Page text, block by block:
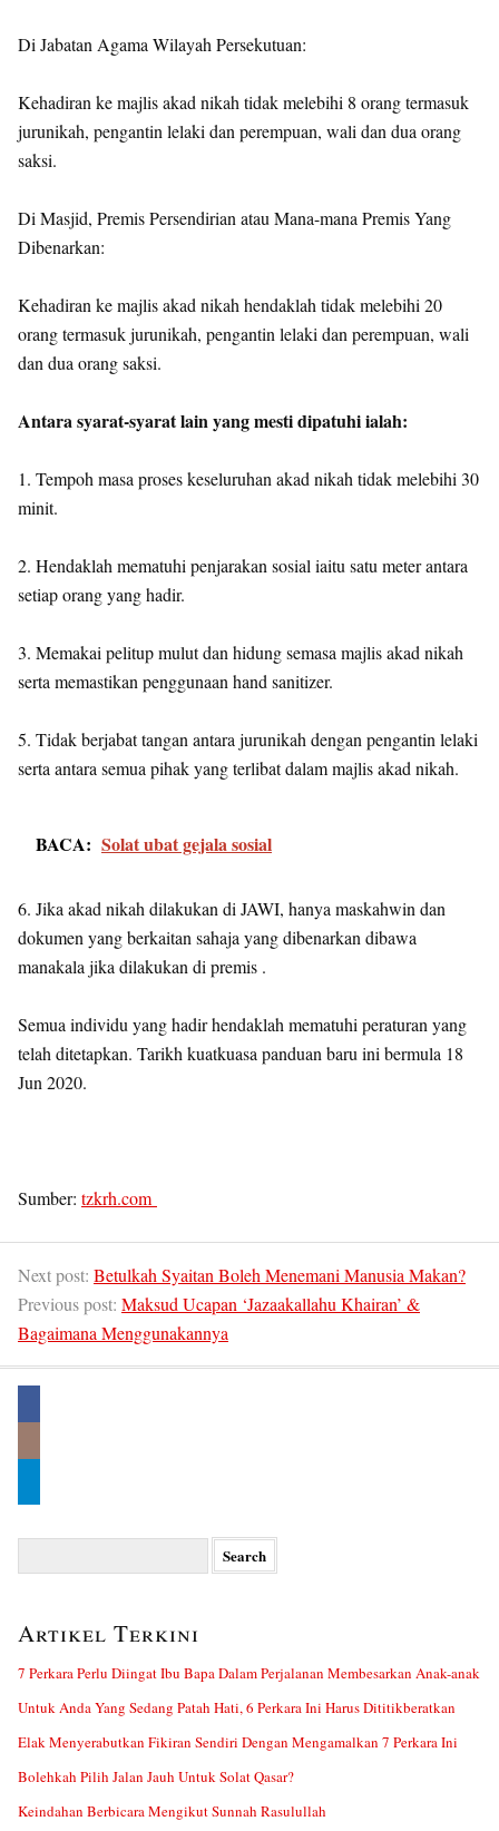
Di Jabatan Agama Wilayah Persekutuan:
Kehadiran ke majlis akad nikah tidak melebihi 8 orang termasuk
jurunikah, pengantin lelaki dan perempuan, wali dan dua orang
saksi.
Di Masjid, Premis Persendirian atau Mana-mana Premis Yang
Dibenarkan:
Kehadiran ke majlis akad nikah hendaklah tidak melebihi 20
orang termasuk jurunikah, pengantin lelaki dan perempuan, wali
dan dua orang saksi.
Antara syarat-syarat lain yang mesti dipatuhi ialah:
1. Tempoh masa proses keseluruhan akad nikah tidak melebihi 30
minit.
2. Hendaklah mematuhi penjarakan sosial iaitu satu meter antara
setiap orang yang hadir.
3. Memakai pelitup mulut dan hidung semasa majlis akad nikah
serta memastikan penggunaan hand sanitizer.
5. Tidak berjabat tangan antara jurunikah dengan pengantin lelaki
serta antara semua pihak yang terlibat dalam majlis akad nikah.
BACA: Solat ubat gejala sosial
6. Jika akad nikah dilakukan di JAWI, hanya maskahwin dan
dokumen yang berkaitan sahaja yang dibenarkan dibawa
manakala jika dilakukan di premis .
Semua individu yang hadir hendaklah mematuhi peraturan yang
telah ditetapkan. Tarikh kuatkuasa panduan baru ini bermula 18
Jun 2020.
Sumber: tzkrh.com
Next post: Betulkah Syaitan Boleh Menemani Manusia Makan?
Previous post: Maksud Ucapan ‘Jazaakallahu Khairan’ &
Bagaimana Menggunakannya
Artikel Terkini
7 Perkara Perlu Diingat Ibu Bapa Dalam Perjalanan Membesarkan Anak-anak
Untuk Anda Yang Sedang Patah Hati, 6 Perkara Ini Harus Dititikberatkan
Elak Menyerabutkan Fikiran Sendiri Dengan Mengamalkan 7 Perkara Ini
Bolehkah Pilih Jalan Jauh Untuk Solat Qasar?
Keindahan Berbicara Mengikut Sunnah Rasulullah